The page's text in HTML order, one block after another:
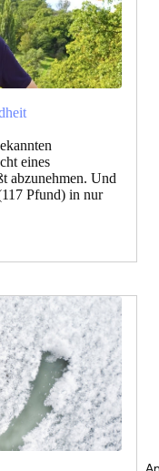
eines
abzunehmen. Und
Pfund) in nur